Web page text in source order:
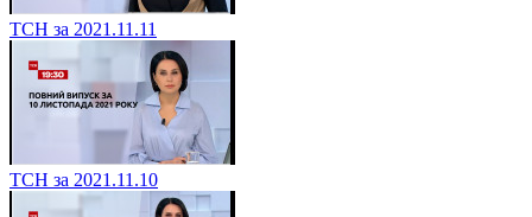
ТСН за 2021.11.11
ТСН за 2021.11.10